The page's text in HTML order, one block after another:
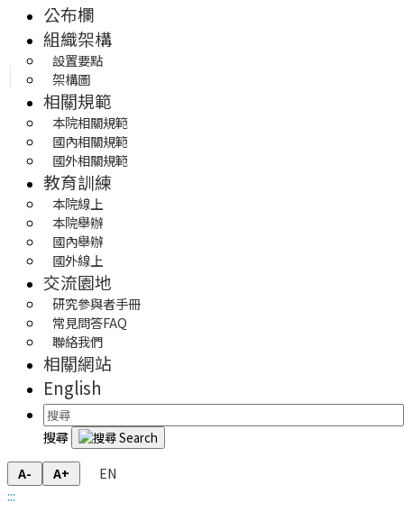
公布欄
組織架構
設置要點
架構圖
相關規範
本院相關規範
國內相關規範
國外相關規範
教育訓練
本院線上
本院舉辦
國內舉辦
國外線上
交流園地
研究參與者手冊
常見問答FAQ
聯絡我們
相關網站
English
搜尋
A- A+
EN
:::